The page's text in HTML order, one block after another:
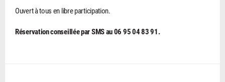
Ouvert à tous en libre participation.
Réservation conseillée par SMS au 06 95 04 83 91.